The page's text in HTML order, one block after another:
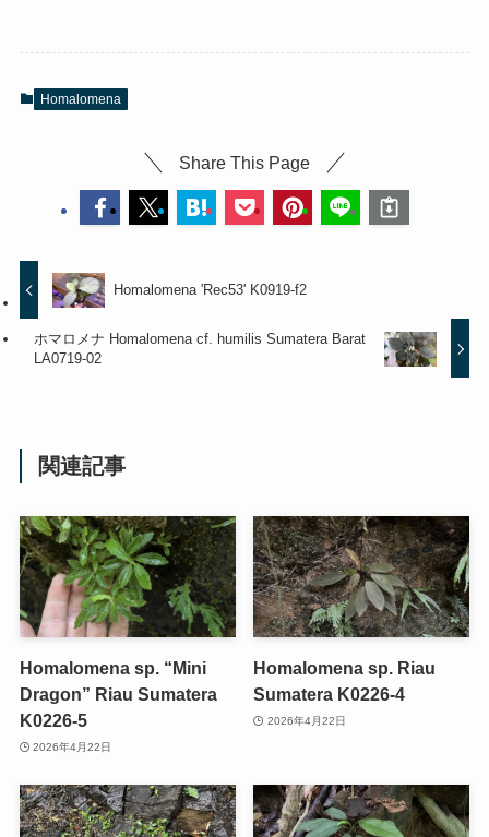
Homalomena
Share This Page
Homalomena 'Rec53' K0919-f2
ホマロメナ Homalomena cf. humilis Sumatera Barat
LA0719-02
関連記事
Homalomena sp. “Mini
Dragon” Riau Sumatera
K0226-5
2026年4月22日
Homalomena sp. Riau
Sumatera K0226-4
2026年4月22日